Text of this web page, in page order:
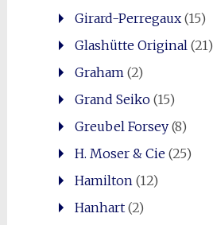
Girard-Perregaux(15)
Glashütte Original (21)
Graham (2)
Grand Seiko(15)
Greubel Forsey(8)
H. Moser & Cie(25)
Hamilton (12)
Hanhart(2)